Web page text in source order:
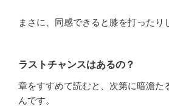
まさに、同感できると膝を打ったり
ラストチャンスはあるの？
章をすすめて読むと、次第に暗澹た
んです。